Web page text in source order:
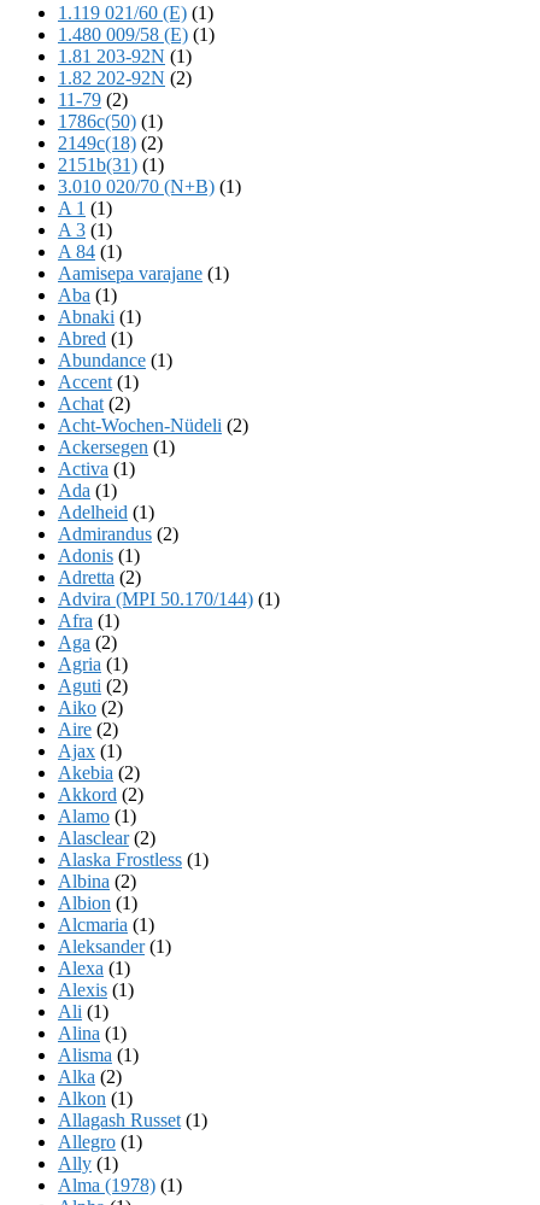
1.119 021/60 (E) (1)
1.480 009/58 (E) (1)
1.81 203-92N (1)
1.82 202-92N (2)
11-79 (2)
1786c(50) (1)
2149c(18) (2)
2151b(31) (1)
3.010 020/70 (N+B) (1)
A 1 (1)
A 3 (1)
A 84 (1)
Aamisepa varajane (1)
Aba (1)
Abnaki (1)
Abred (1)
Abundance (1)
Accent (1)
Achat (2)
Acht-Wochen-Nüdeli (2)
Ackersegen (1)
Activa (1)
Ada (1)
Adelheid (1)
Admirandus (2)
Adonis (1)
Adretta (2)
Advira (MPI 50.170/144) (1)
Afra (1)
Aga (2)
Agria (1)
Aguti (2)
Aiko (2)
Aire (2)
Ajax (1)
Akebia (2)
Akkord (2)
Alamo (1)
Alasclear(2)
Alaska Frostless (1)
Albina (2)
Albion (1)
Alcmaria (1)
Aleksander(1)
Alexa (1)
Alexis (1)
Ali (1)
Alina (1)
Alisma (1)
Alka (2)
Alkon (1)
Allagash Russet (1)
Allegro (1)
Ally (1)
Alma (1978) (1)